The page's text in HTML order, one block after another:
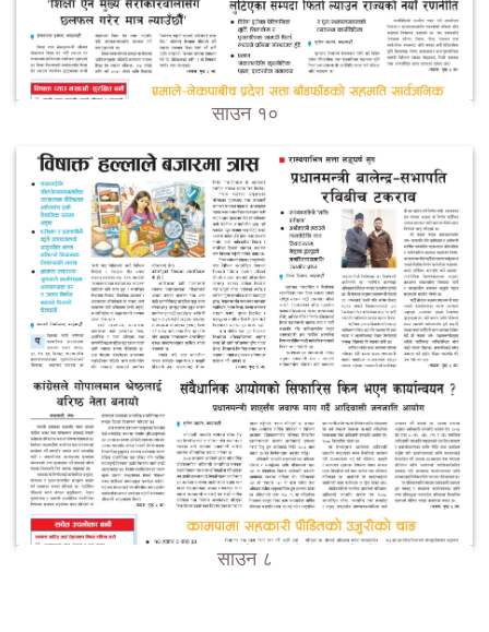
साउन १०
साउन ८